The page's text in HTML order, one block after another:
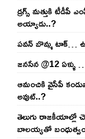
డ్రగ్స్ మత్తుకి టీడీపీ
అయ్యాడు..?
ప‌వ‌న్ బొమ్మ టాక్‌…
జనసేన @12 ఏళ్ళు
ఆమంచికి వైసీపీ
అవుట్‌..?
తెలుగు రాజ‌కీయాల్లో
బాల‌య్యతో